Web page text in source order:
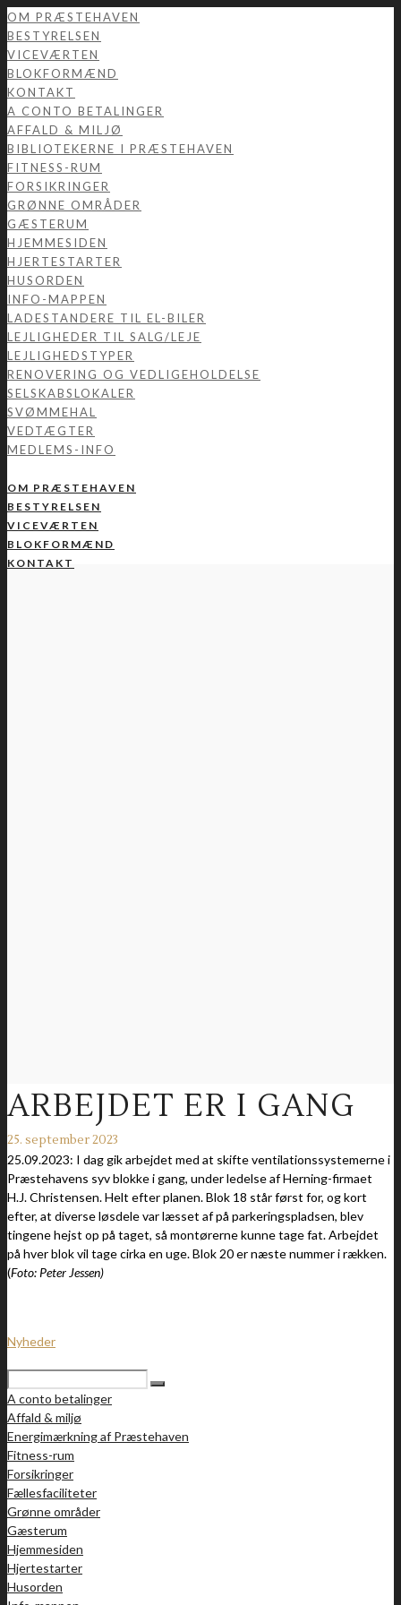
OM PRÆSTEHAVEN
BESTYRELSEN
VICEVÆRTEN
BLOKFORMÆND
KONTAKT
A CONTO BETALINGER
AFFALD & MILJØ
BIBLIOTEKERNE I PRÆSTEHAVEN
FITNESS-RUM
FORSIKRINGER
GRØNNE OMRÅDER
GÆSTERUM
HJEMMESIDEN
HJERTESTARTER
HUSORDEN
INFO-MAPPEN
LADESTANDERE TIL EL-BILER
LEJLIGHEDER TIL SALG/LEJE
LEJLIGHEDSTYPER
RENOVERING OG VEDLIGEHOLDELSE
SELSKABSLOKALER
SVØMMEHAL
VEDTÆGTER
MEDLEMS-INFO
OM PRÆSTEHAVEN
BESTYRELSEN
VICEVÆRTEN
BLOKFORMÆND
KONTAKT
ARBEJDET ER I GANG
25. september 2023
25.09.2023: I dag gik arbejdet med at skifte ventilationssystemerne i
Præstehavens syv blokke i gang, under ledelse af Herning-firmaet
H.J. Christensen. Helt efter planen. Blok 18 står først for, og kort
efter, at diverse løsdele var læsset af på parkeringspladsen, blev
tingene hejst op på taget, så montørerne kunne tage fat. Arbejdet
på hver blok vil tage cirka en uge. Blok 20 er næste nummer i rækken.
(Foto: Peter Jessen)
Nyheder
A conto betalinger
Affald & miljø
Energimærkning af Præstehaven
Fitness-rum
Forsikringer
Fællesfaciliteter
Grønne områder
Gæsterum
Hjemmesiden
Hjertestarter
Husorden